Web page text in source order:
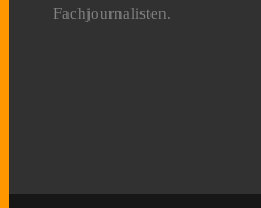
Fachjournalisten.